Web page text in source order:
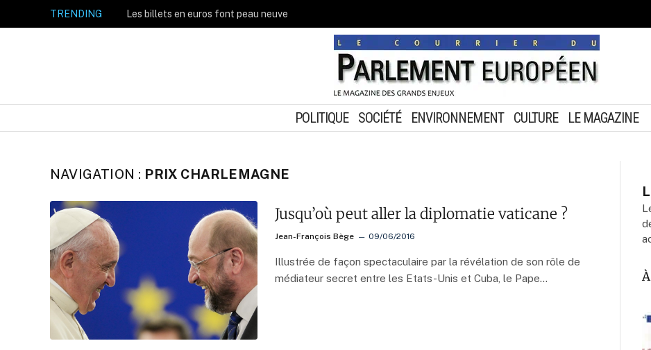
TRENDING Les billets en euros font peau neuve
POLITIQUE SOCIÉTÉ ENVIRONNEMENT CULTURE LE MAGAZINE
NAVIGATION : PRIX CHARLEMAGNE
Jusqu’où peut aller la diplomatie vaticane ?
Jean-François Bège 09/06/2016
Illustrée de façon spectaculaire par la révélation de son rôle de
médiateur secret entre les Etats-Unis et Cuba, le Pape…